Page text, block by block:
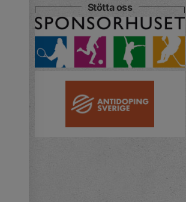
Stötta oss